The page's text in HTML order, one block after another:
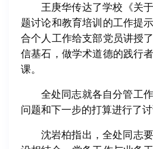
王庚华传达了学校《关
题讨论和教育培训的工作提
合个人工作给支部党员讲授
信基石，做学术道德的践行
课。
全处同志就各自分管工
问题和下一步的打算进行了讨
沈岩柏指出，全处同志